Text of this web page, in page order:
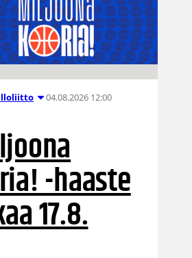
04.08.2026 12:00
-haaste
17.8.